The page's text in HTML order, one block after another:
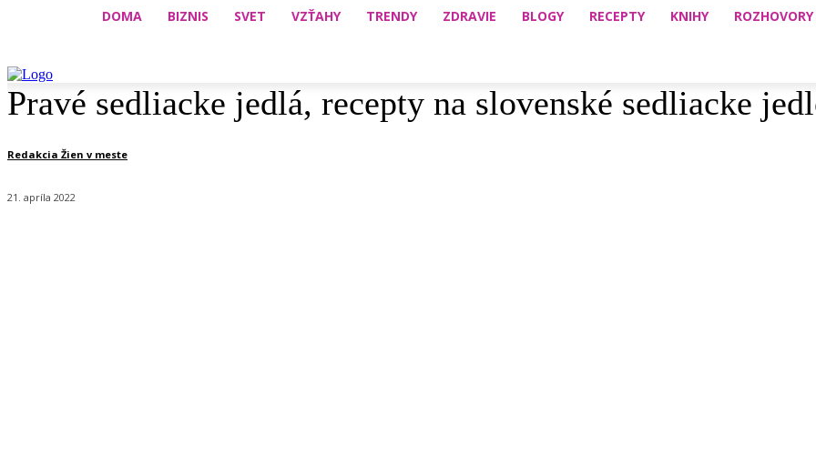
DOMA BIZNIS SVET VZŤAHY TRENDY ZDRAVIE BLOGY RECEPTY KNIHY ROZHOVORY
Pravé sedliacke jedlá, recepty na slovenské sedliacke
Redakcia Žien v meste
21. apríla 2022